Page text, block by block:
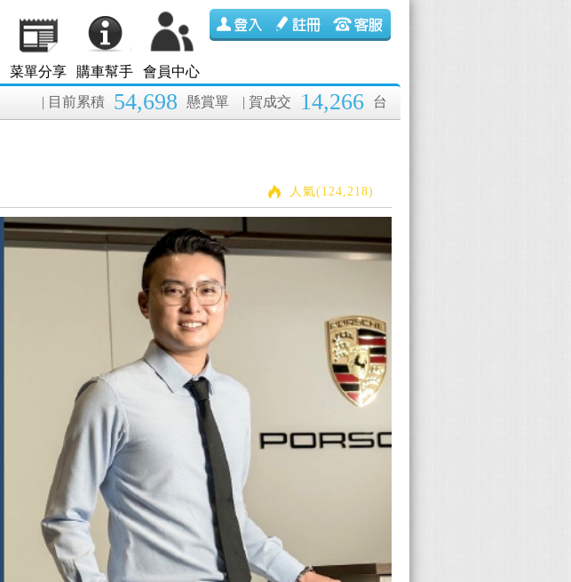
菜單分享 購車幫手 會員中心
| 賀成交 14,266 台
| 目前累積 54,698 懸賞單
人氣(124,218)